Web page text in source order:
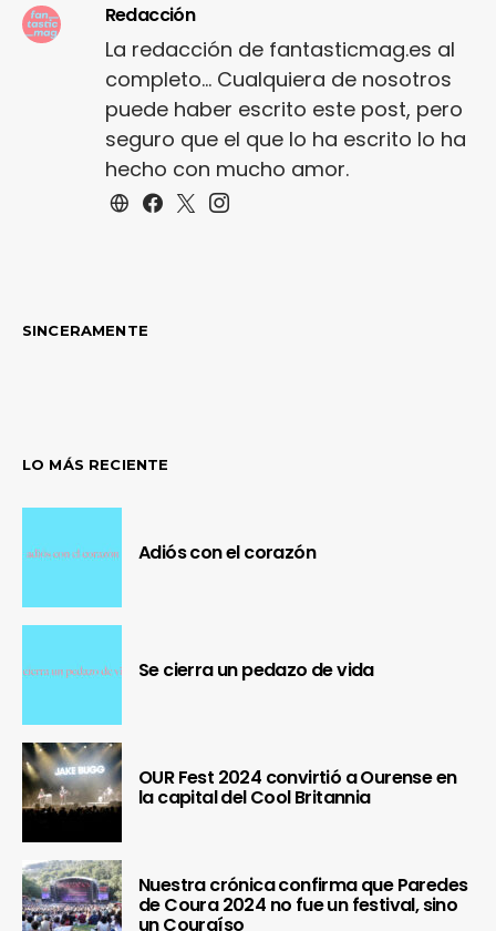
Redacción
La redacción de fantasticmag.es al
completo... Cualquiera de nosotros
puede haber escrito este post, pero
seguro que el que lo ha escrito lo ha
hecho con mucho amor.
SINCERAMENTE
LO MÁS RECIENTE
Adiós con el corazón
Se cierra un pedazo de vida
OUR Fest 2024 convirtió a Ourense en
la capital del Cool Britannia
Nuestra crónica confirma que Paredes
de Coura 2024 no fue un festival, sino
un Couraíso